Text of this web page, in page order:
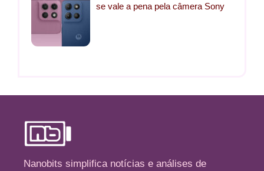
se vale a pena pela câmera Sony
Nanobits simplifica notícias e análises de